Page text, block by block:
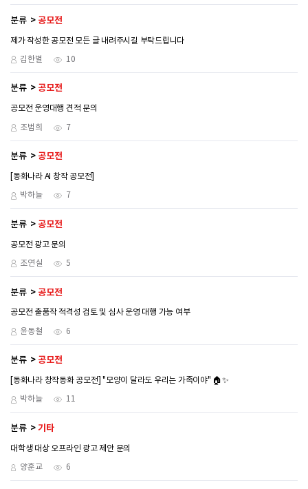
분류 공모전
제가 작성한 공모전 모든 글 내려주시길 부탁드립니다
김한별 10
분류 공모전
공모전 운영대행 견적 문의
조범희 7
분류 공모전
[동화나라 AI 창작 공모전]
박하늘 7
분류 공모전
공모전 광고 문의
조연실 5
분류 공모전
공모전 출품작 적격성 검토 및 심사 운영 대행 가능 여부
윤동철 6
분류 공모전
[동화나라 창작동화 공모전] "모양이 달라도 우리는 가족이야" 🏠✨
박하늘 11
분류 기타
대학생 대상 오프라인 광고 제안 문의
양훈교 6